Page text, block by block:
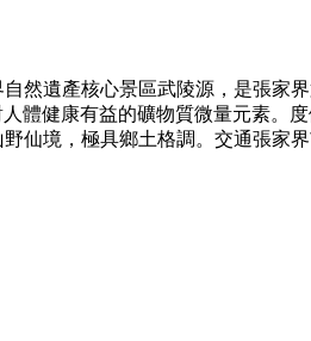
然遺產核心景區武陵源，是張家
體健康有益的礦物質微量元素。
仙境，極具鄉土格調。交通張家